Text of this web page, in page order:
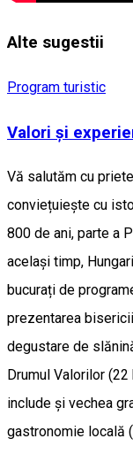
Alte sugestii
Program turistic
Valori și
Vă salutăm cu
conviețuiește cu
800 de ani, parte a
același timp,
bucurați de
prezentarea
degustare de
Drumul Valorilor
include și vechea
gastronomie locală